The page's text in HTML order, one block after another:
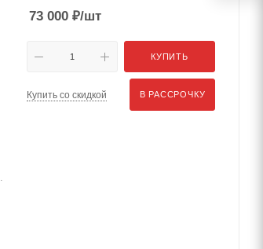
73 000 ₽/шт
КУПИТЬ
Купить со скидкой В РАССРОЧКУ